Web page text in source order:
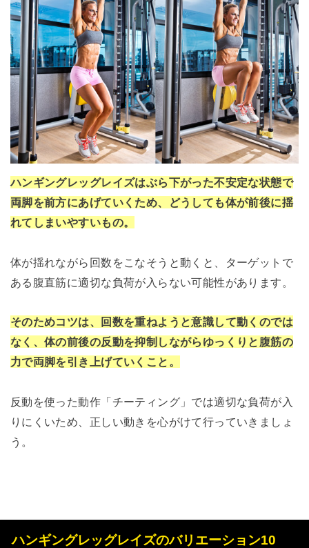
ハンギングレッグレイズはぶら下がった不安定な状態で
両脚を前方にあげていくため、どうしても体が前後に揺
れてしまいやすいもの。
体が揺れながら回数をこなそうと動くと、ターゲットで
ある腹直筋に適切な負荷が入らない可能性があります。
そのためコツは、回数を重ねようと意識して動くのでは
なく、体の前後の反動を抑制しながらゆっくりと腹筋の
力で両脚を引き上げていくこと。
反動を使った動作「チーティング」では適切な負荷が入
りにくいため、正しい動きを心がけて行っていきましょ
う。
ハンギングレッグレイズのバリエーション10